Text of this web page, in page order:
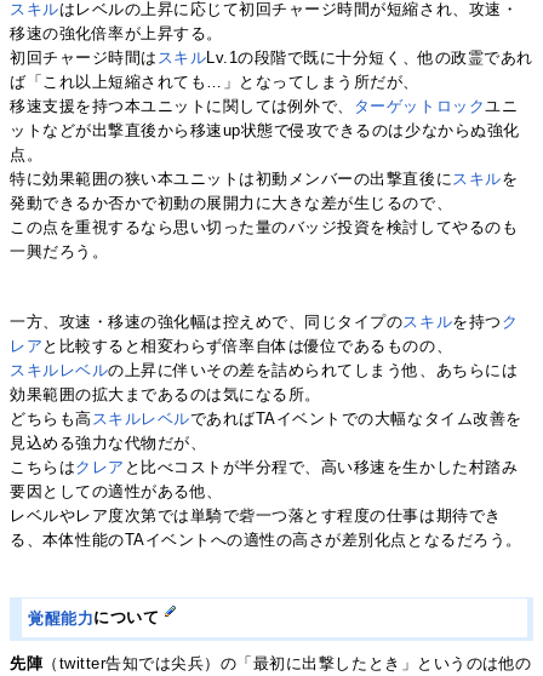
スキルはレベルの上昇に応じて初回チャージ時間が短縮され、攻速・
移速の強化倍率が上昇する。
初回チャージ時間は スキル Lv.1の段階で既に十分短く、他の政霊であれ
ば「これ以上短縮されても…」となってしまう所だが、
移速支援を持つ本ユニットに関しては例外で、 ターゲットロック ユニ
ットなどが出撃直後から移速up状態で侵攻できるのは少なからぬ強化
点。
特に効果範囲の狭い本ユニットは初動メンバーの出撃直後に スキルを
発動できるか否かで初動の展開力に大きな差が生じるので、
この点を重視するなら思い切った量のバッジ投資を検討してやるのも
一興だろう。
一方、攻速・移速の強化幅は控えめで、同じタイプのスキルを持つ ク
レア と比較すると相変わらず倍率自体は優位であるものの、
スキルレベルの上昇に伴いその差を詰められてしまう他、あちらには
効果範囲の拡大まであるのは気になる所。
どちらも高スキルレベルであればTAイベントでの大幅なタイム改善を
見込める強力な代物だが、
こちらはクレア と比べコストが半分程で、高い移速を生かした村踏み
要因としての適性がある他、
レベルやレア度次第では単騎で砦一つ落とす程度の仕事は期待でき
る、本体性能のTAイベントへの適性の高さが差別化点となるだろう。
覚醒能力について
先陣（twitter告知では尖兵）の「最初に出撃したとき」というのは他の